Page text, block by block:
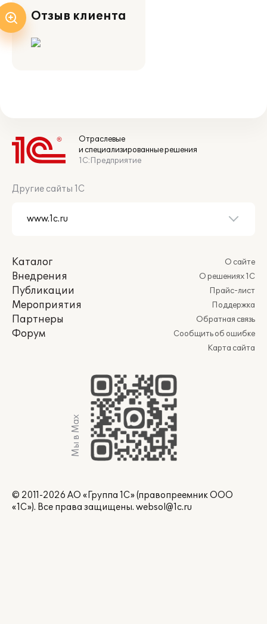
Отзыв клиента
Отраслевые
и специализированные решения
1С:Предприятие
Другие сайты 1С
Каталог
Внедрения
Публикации
Мероприятия
Партнеры
Форум
О сайте
О решениях 1С
Прайс-лист
Поддержка
Обратная связь
Сообщить об ошибке
Карта сайта
Мы в Max
© 2011-2026 АО «Группа 1С» (правопреемник ООО
«1С»). Все права защищены. websol@1c.ru